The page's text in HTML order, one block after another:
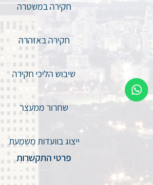
חקירה במשטרה
חקירה באזהרה
שיבוש הליכי חקירה
שחרור ממעצר
ייצוג בוועדות משמעת
פרטי התקשרות